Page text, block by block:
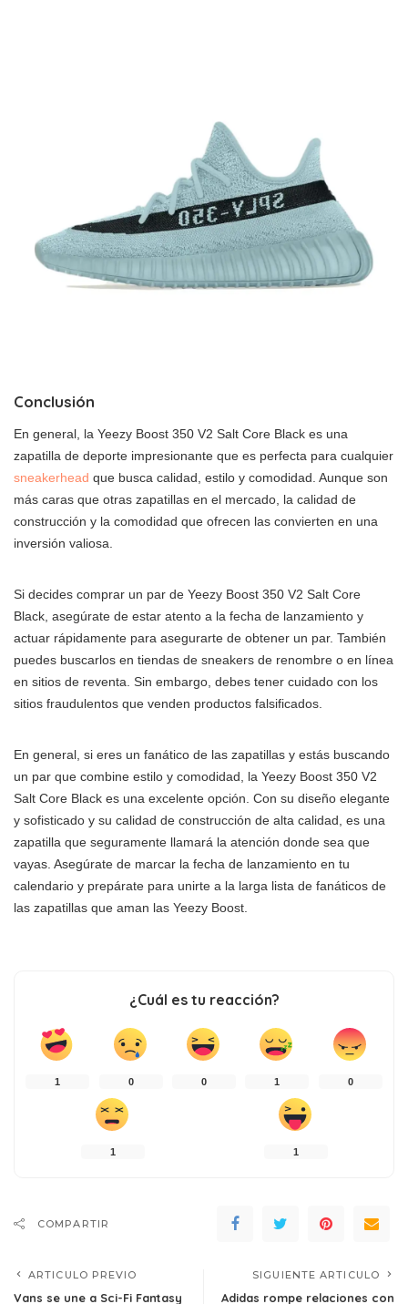
Conclusión
En general, la Yeezy Boost 350 V2 Salt Core Black es una
zapatilla de deporte impresionante que es perfecta para cualquier
sneakerhead que busca calidad, estilo y comodidad. Aunque son
más caras que otras zapatillas en el mercado, la calidad de
construcción y la comodidad que ofrecen las convierten en una
inversión valiosa.
Si decides comprar un par de Yeezy Boost 350 V2 Salt Core
Black, asegúrate de estar atento a la fecha de lanzamiento y
actuar rápidamente para asegurarte de obtener un par. También
puedes buscarlos en tiendas de sneakers de renombre o en línea
en sitios de reventa. Sin embargo, debes tener cuidado con los
sitios fraudulentos que venden productos falsificados.
En general, si eres un fanático de las zapatillas y estás buscando
un par que combine estilo y comodidad, la Yeezy Boost 350 V2
Salt Core Black es una excelente opción. Con su diseño elegante
y sofisticado y su calidad de construcción de alta calidad, es una
zapatilla que seguramente llamará la atención donde sea que
vayas. Asegúrate de marcar la fecha de lanzamiento en tu
calendario y prepárate para unirte a la larga lista de fanáticos de
las zapatillas que aman las Yeezy Boost.
¿Cuál es tu reacción?
1 0 0 1 0
1 1
COMPARTIR
ARTICULO PREVIO
Vans se une a Sci-Fi Fantasy
SIGUIENTE ARTICULO
Adidas rompe relaciones con